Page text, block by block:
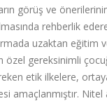
görüş ve
rehberlik
uzaktan eğitim
özel gereksinimli
etik ilkelere,
amaçlanmıştır. Nitel